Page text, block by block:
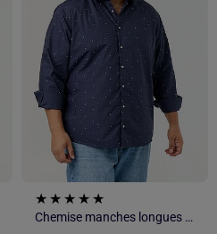
Chemise manches longues à motif